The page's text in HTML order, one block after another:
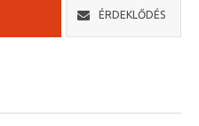
ÉRDEKLŐDÉS